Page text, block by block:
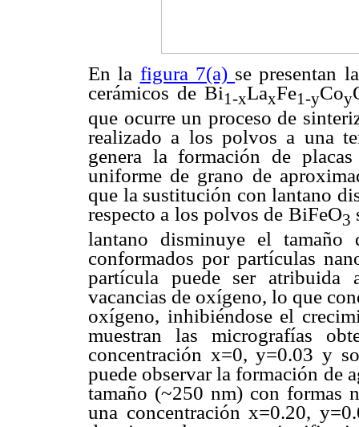
En la figura 7(a) se presentan
cerámicos de Bi1-xLaxFe1-yCoy
que ocurre un proceso de
realizado a los polvos a una
genera la formación de
uniforme de grano de
que la sustitución con lantano
respecto a los polvos de BiFeO3
lantano disminuye el tamaño
conformados por partículas
partícula puede ser
vacancias de oxígeno, lo que
oxígeno, inhibiéndose el
muestran las micrografías
concentración x=0, y=0.03 y
puede observar la formación de
tamaño (~250 nm) con formas
una concentración x=0.20,